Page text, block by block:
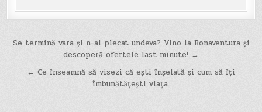
Navigare
articole
Se termină vara și n-ai plecat undeva? Vino la Bonaventura și
descoperă ofertele last minute! →
← Ce înseamnă să visezi că ești înșelată și cum să îți
îmbunătățești viața.